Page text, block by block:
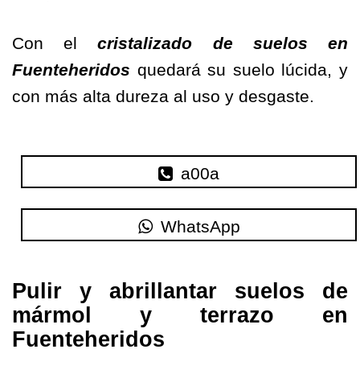
Con elcristalizado de suelos en
Fuenteheridos quedará su suelo lúcida, y
con más alta dureza al uso y desgaste.
a00a
WhatsApp
Pulir y abrillantar suelos de
mármol y terrazo en
Fuenteheridos